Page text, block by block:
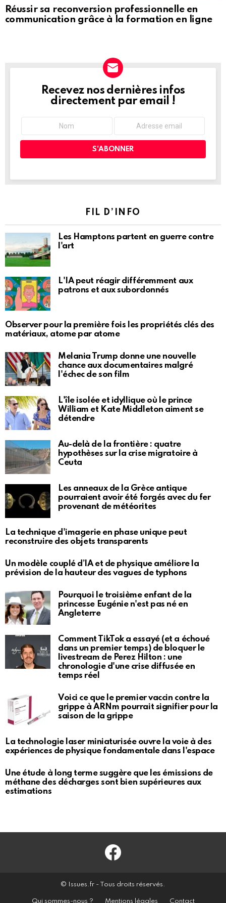
Réussir sa reconversion professionnelle en
communication grâce à la formation en ligne
NEWSLETTER
Recevez nos dernières infos
directement par email !
FIL D’INFO
Les Hamptons partent en guerre contre
l'art
L'IA peut réagir différemment aux
patrons et aux subordonnés
Observer pour la première fois les propriétés clés des
matériaux, atome par atome
Melania Trump donne une nouvelle
chance aux documentaires malgré
l'échec de son film
L'île isolée et idyllique où le prince
William et Kate Middleton aiment se
détendre
Au-delà de la frontière : quatre
hypothèses sur la crise migratoire à
Ceuta
Les anneaux de la Grèce antique
pourraient avoir été forgés avec du fer
provenant de météorites
La technique d'imagerie en phase unique peut
reconstruire des objets transparents
Un modèle couplé d’IA et de physique améliore la
prévision de la hauteur des vagues de typhons
Pourquoi le troisième enfant de la
princesse Eugénie n'est pas né en
Angleterre
Comment TikTok a essayé (et a échoué
dans un premier temps) de bloquer le
livestream de Perez Hilton : une
chronologie d'une crise diffusée en
temps réel
Voici ce que le premier vaccin contre la
grippe à ARNm pourrait signifier pour la
saison de la grippe
La technologie laser miniaturisée ouvre la voie à des
expériences de physique fondamentale dans l'espace
Une étude à long terme suggère que les émissions de
méthane des décharges sont bien supérieures aux
estimations
Facebook
© Issues.fr - Tous droits réservés.
Qui sommes-nous ? Mentions légales Contact